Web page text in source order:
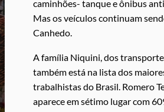
caminhões- tanque e ônibus
Mas os veículos continuam
Canhedo.
A família Niquini, dos
também está na lista dos
trabalhistas do Brasil. Romero
aparece em sétimo lugar com